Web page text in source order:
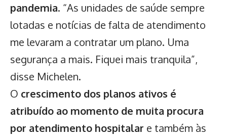
pandemia. “As unidades de saúde sempre
lotadas e notícias de falta de atendimento
me levaram a contratar um plano. Uma
segurança a mais. Fiquei mais tranquila”,
disse Michelen.
O crescimento dos planos ativos é
atribuído ao momento de muita procura
por atendimento hospitalar e também às